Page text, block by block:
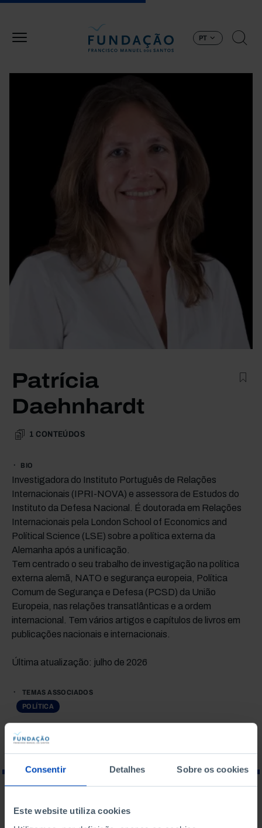
Consentir Detalhes Sobre os cookies
Este website utiliza cookies
PT
Patrícia
Daehnhardt
1 CONTEÚDOS
BIO
Investigadora do Instituto Português de Relações
Internacionais (IPRI-NOVA) e assessora de Estudos do
Instituto da Defesa Nacional. É doutorada em Relações
Internacionais pela London School of Economics and
Polítical Science (LSE) sobre a política externa da
Alemanha após a unificação.
Tem centrado o seu trabalho de investigação na política
externa alemã, NATO e segurança europeia, Política
Comum de Segurança e Defesa (PCSD) da União
Europeia, nas relações transatlânticas e a ordem
internacional. Tem vários artigos e capítulos de livros em
publicações nacionais e internacionais.
Última atualização: julho de 2026
TEMAS ASSOCIADOS
POLÍTICA